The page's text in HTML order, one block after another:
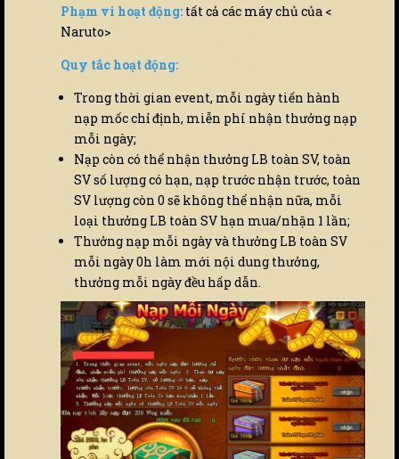
Phạm vi hoạt động: tất cả các máy chủ của <
Naruto>
Quy tắc hoạt động:
Trong thời gian event, mỗi ngày tiến hành
nạp mốc chỉ định, miễn phí nhận thưởng nạp
mỗi ngày;
Nạp còn có thể nhận thưởng LB toàn SV, toàn
SV số lượng có hạn, nạp trước nhận trước, toàn
SV lượng còn 0 sẽ không thể nhận nữa, mỗi
loại thưởng LB toàn SV hạn mua/nhận 1 lần;
Thưởng nạp mỗi ngày và thưởng LB toàn SV
mỗi ngày 0h làm mới nội dung thưởng,
thưởng mỗi ngày đều hấp dẫn.